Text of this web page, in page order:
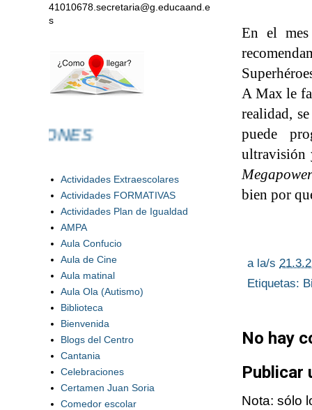
En el
A Max le
realidad,
puede
ultravisión
bien por
a la/s
Etiquetas:
No hay
Publicar
Nota: sólo
41010678.secretaria@g.educaand.e
s
Actividades Extraescolares
Actividades FORMATIVAS
Actividades Plan de Igualdad
AMPA
Aula Confucio
Aula de Cine
Aula matinal
Aula Ola (Autismo)
Biblioteca
Bienvenida
Blogs del Centro
Cantania
Celebraciones
Certamen Juan Soria
Comedor escolar